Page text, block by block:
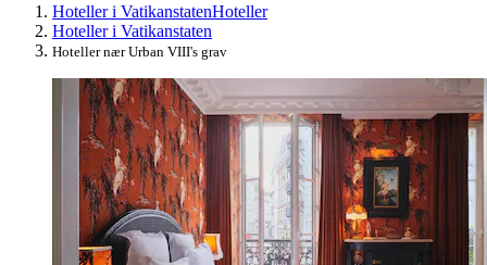
Hoteller i VatikanstatenHoteller
Hoteller i Vatikanstaten
Hoteller nær Urban VIII's grav